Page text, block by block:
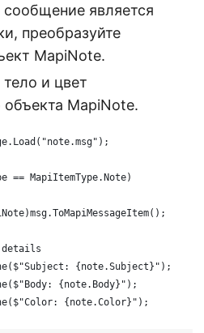
является
преобразуйте
MapiNote.
тело и цвет
объекта MapiNote.
== MapiItemType.Note)
{note.Subject}");
{note.Body}");
{note.Color}");